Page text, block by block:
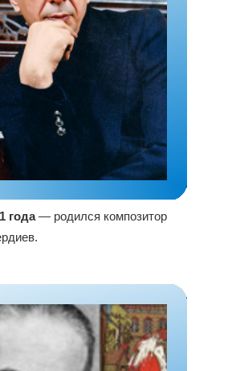
года— родился композитор